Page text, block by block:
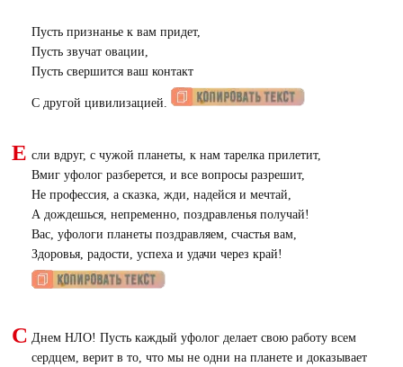
Пусть признанье к вам придет,
Пусть звучат овации,
Пусть свершится ваш контакт
С другой цивилизацией.
Е сли вдруг, с чужой планеты, к нам тарелка прилетит,
Вмиг уфолог разберется, и все вопросы разрешит,
Не профессия, а сказка, жди, надейся и мечтай,
А дождешься, непременно, поздравленья получай!
Вас, уфологи планеты поздравляем, счастья вам,
Здоровья, радости, успеха и удачи через край!
С Днем НЛО! Пусть каждый уфолог делает свою работу всем
сердцем, верит в то, что мы не одни на планете и доказывает